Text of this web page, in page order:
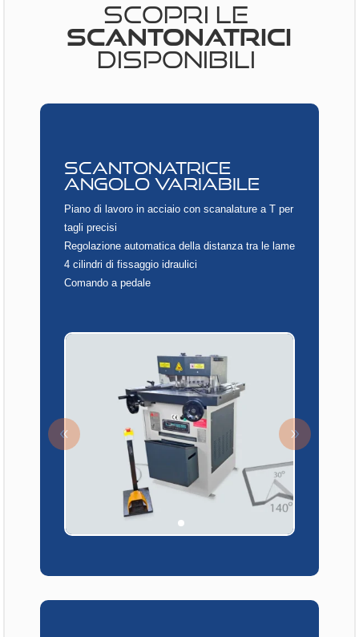
SCOPRI LE
SCANTONATRICI
DISPONIBILI
SCANTONATRICE
ANGOLO VARIABILE
Piano di lavoro in acciaio con scanalature a T per
tagli precisi
Regolazione automatica della distanza tra le lame
4 cilindri di fissaggio idraulici
Comando a pedale